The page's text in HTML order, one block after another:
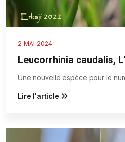
2 MAI 2024
Leucorrhinia caudalis,
Une nouvelle espèce pour le
Lire l'article